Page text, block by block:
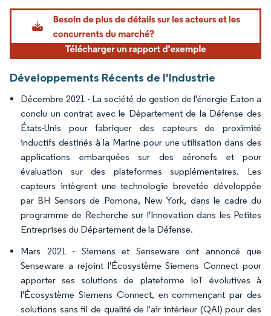
Image © Mordor Intelligence. La réutilisation nécessite une attribution sous CC BY
Développements Récents de l'Industrie
Décembre 2021 - La société de gestion de l'énergie Eaton a
conclu un contrat avec le Département de la Défense des
États-Unis pour fabriquer des capteurs de proximité
inductifs destinés à la Marine pour une utilisation dans des
applications embarquées sur des aéronefs et pour
évaluation sur des plateformes supplémentaires. Les
capteurs intègrent une technologie brevetée développée
par BH Sensors de Pomona, New York, dans le cadre du
programme de Recherche sur l'Innovation dans les Petites
Entreprises du Département de la Défense.
Mars 2021 - Siemens et Senseware ont annoncé que
Senseware a rejoint l'Écosystème Siemens Connect pour
apporter ses solutions de plateforme IoT évolutives à
l'Écosystème Siemens Connect, en commençant par des
solutions sans fil de qualité de l'air intérieur (QAI) pour des